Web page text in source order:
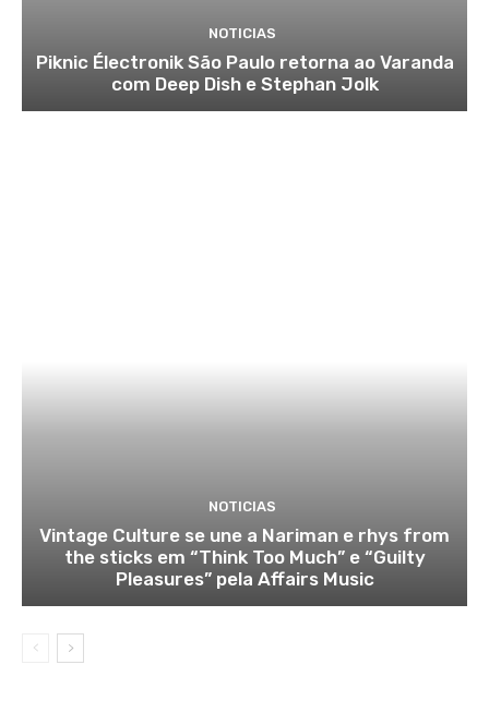
NOTICIAS
Piknic Électronik São Paulo retorna ao Varanda
com Deep Dish e Stephan Jolk
NOTICIAS
Vintage Culture se une a Nariman e rhys from
the sticks em “Think Too Much” e “Guilty
Pleasures” pela Affairs Music